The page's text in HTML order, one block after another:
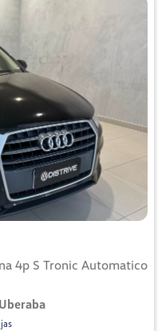
4p S Tronic Automatico